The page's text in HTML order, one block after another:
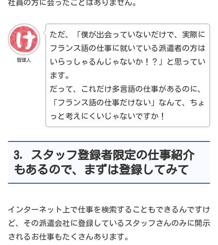
社員の方に会ったことはありません。
管理人
ただ、「僕が出会っていないだけで、実際に
フランス語の仕事に就いている派遣者の方は
いらっしゃるんじゃないか！？」と思ってい
ます。
だって、これだけ多言語の仕事があるのに、
「フランス語の仕事だけない」なんて、ちょ
っと考えにくいじゃないですか！
3. スタッフ登録者限定の仕事紹介
もあるので、まずは登録してみて
インターネット上で仕事を検索することもできるんですけ
ど、その派遣会社に登録しているスタッフさんのみに開示
されるお仕事もたくさんあります。